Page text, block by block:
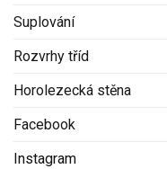
Suplování
Rozvrhy tříd
Horolezecká stěna
Facebook
Instagram